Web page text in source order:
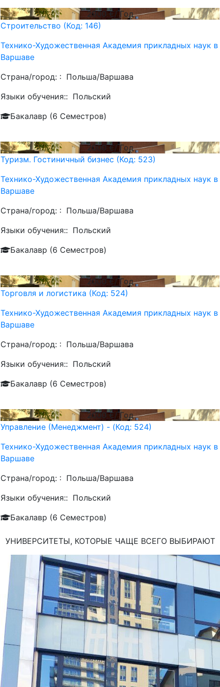
2900€/ Год
Строительство (Код: 146)
Технико-Художественная Академия прикладных наук в
Варшаве
Страна/город: : Польша/Варшава
Языки обучения:: Польский
Бакалавр (6 Семестров)
2000€/ Год
Туризм. Гостиничный бизнес (Код: 523)
Технико-Художественная Академия прикладных наук в
Варшаве
Страна/город: : Польша/Варшава
Языки обучения:: Польский
Бакалавр (6 Семестров)
2000€/ Год
Торговля и логистика (Код: 524)
Технико-Художественная Академия прикладных наук в
Варшаве
Страна/город: : Польша/Варшава
Языки обучения:: Польский
Бакалавр (6 Семестров)
2000€/ Год
Управление (Менеджмент) - (Код: 524)
Технико-Художественная Академия прикладных наук в
Варшаве
Страна/город: : Польша/Варшава
Языки обучения:: Польский
Бакалавр (6 Семестров)
УНИВЕРСИТЕТЫ, КОТОРЫЕ ЧАЩЕ ВСЕГО ВЫБИРАЮТ